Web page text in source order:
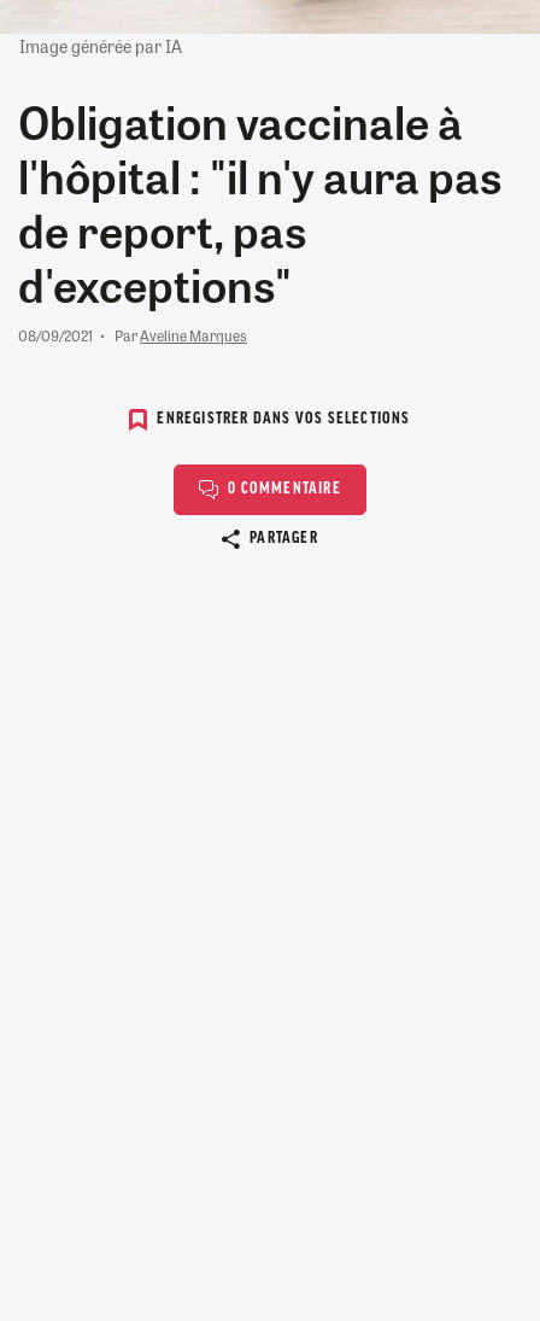
Image générée par IA
Obligation vaccinale à
l'hôpital : "il n'y aura pas
de report, pas
d'exceptions"
08/09/2021 ParAveline Marques
ENREGISTRER DANS VOS SELECTIONS
0 COMMENTAIRE
PARTAGER